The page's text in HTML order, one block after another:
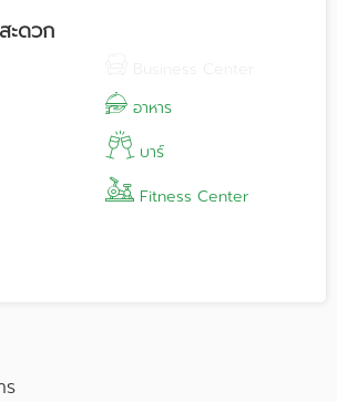
where located at Phuket,
offers a unique absolute beachfront
views to be enjoyed.
ะดวก
อาหาร
บาร์
Fitness Center
ร